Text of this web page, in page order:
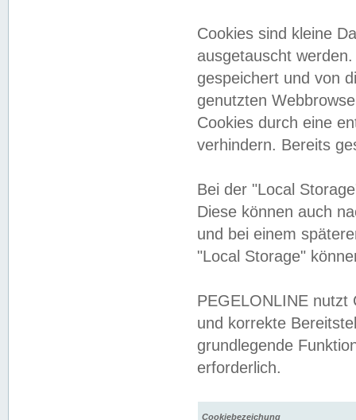
Cookies sind kleine
ausgetauscht
gespeichert und von
genutzten
Cookies durch eine
verhindern. Bereits
Bei der "Local
Diese können auch
und bei einem
"Local Storage"
PEGELONLINE nutzt
und korrekte
grundlegende
erforderlich.
Cookiebezeichung